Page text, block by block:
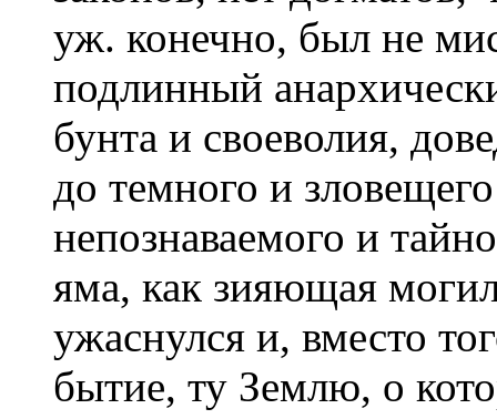
уж. конечно, был не
подлинный
бунта и своеволия,
до темного и
непознаваемого и
яма, как зияющая
ужаснулся и, вместо
бытие, ту Землю, о